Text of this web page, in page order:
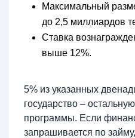
Максимальный
до 2,5 миллиардов
Ставка
выше 12%.
5% из указанных
государство –
программы. Если
запрашивается по